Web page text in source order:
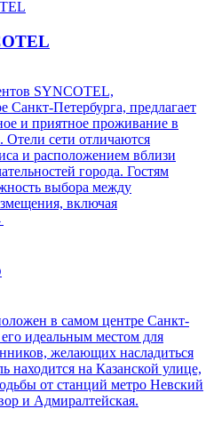
SYNCOTEL,
Санкт-Петербурга, предлагает
и приятное проживание в
Отели сети отличаются
и расположением вблизи
города. Гостям
выбора между
включая
в самом центре Санкт-
его идеальным местом для
желающих насладиться
находится на Казанской улице,
от станций метро Невский
и Адмиралтейская.